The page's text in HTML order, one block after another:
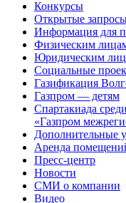
Конкурсы
Открытые
Информация для
Физическим
Юридическим
Социальные
Газификация
Газпром — детям
Спартакиада
«Газпром
Дополнительные
Аренда
Пресс-центр
Новости
СМИ о компании
Видео